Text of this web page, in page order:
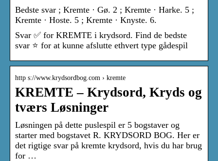
Bedste svar ; Kremte · Gø. 2 ; Kremte · Harke. 5 ;
Kremte · Hoste. 5 ; Kremte · Knyste. 6.
Svar ✅ for KREMTE i krydsord. Find de bedste
svar ⭐ for at kunne afslutte ethvert type gådespil
http s://www.krydsordbog.com › kremte
KREMTE – Krydsord, Kryds og
tværs Løsninger
Løsningen på dette puslespil er 5 bogstaver og
starter med bogstavet R. KRYDSORD BOG. Her er
det rigtige svar på kremte krydsord, hvis du har brug
for …